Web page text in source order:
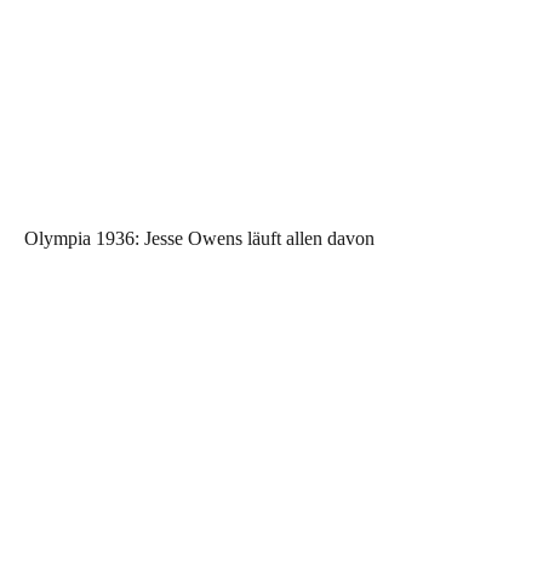
Olympia 1936: Jesse Owens läuft allen davon